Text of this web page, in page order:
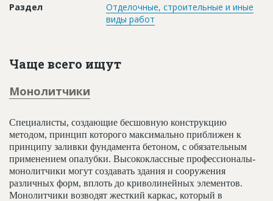
Пресс-релизы
Раздел
Отделочные, строительные и иные
виды работ
Чаще всего ищут
Монолитчики
Специалисты, создающие бесшовную конструкцию
методом, принцип которого максимально приближен к
принципу заливки фундамента бетоном, с обязательным
применением опалубки. Высококлассные профессионалы-
монолитчики могут создавать здания и сооружения
различных форм, вплоть до криволинейных элементов.
Монолитчики возводят жесткий каркас, который в